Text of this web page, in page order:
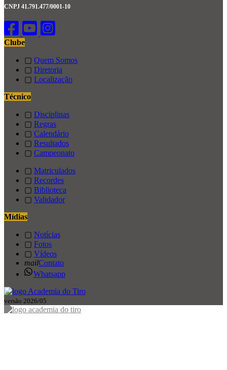
CNPJ 41.791.477/0001-10
Clube
▢ Quem Somos
▢ Diretoria
▢ Localização
Técnico
▢ Disciplinas
▢ Regras
▢ Calendário
▢ Resultados
▢ Campeonato
▢ Matriculados
▢ Recordes
▢ Biblioteca
▢ Validador
Mídias
▢ Notícias
▢ Fotos
▢ Vídeos
mailContato
Whatsapp
versão 2026/05